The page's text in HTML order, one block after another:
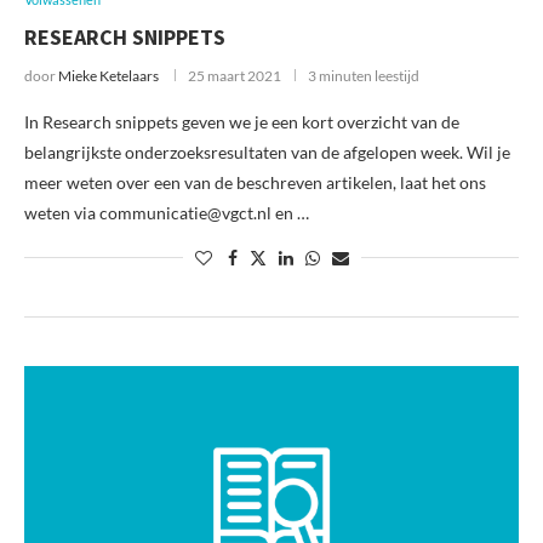
RESEARCH SNIPPETS
door Mieke Ketelaars 25 maart 2021 3 minuten leestijd
In Research snippets geven we je een kort overzicht van de
belangrijkste onderzoeksresultaten van de afgelopen week. Wil je
meer weten over een van de beschreven artikelen, laat het ons
weten via communicatie@vgct.nl en …